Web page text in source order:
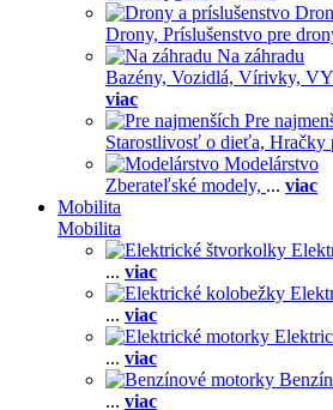
Drony, Príslušenstvo pre
Na záhradu
Bazény, Vozidlá, Vírivky,
viac
Pre
Starostlivosť o dieťa, Hračky
Modelárstvo
Zberateľské modely, ... viac
Mobilita
Mobilita
... viac
... viac
... viac
... viac